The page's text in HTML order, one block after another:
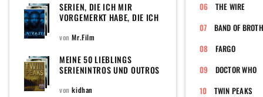
SERIEN, DIE ICH MIR
VORGEMERKT HABE, DIE ICH
UND DIE ICH AUF DIESE
DAMIT ICH SIE NICHT ALLE
VERGESSE
vonMr.Film
MEINE 50 LIEBLINGS
SERIENINTROS UND OUTROS
vonkidhan
THE WIRE
FARGO
DOCTOR WHO
TWIN PEAKS